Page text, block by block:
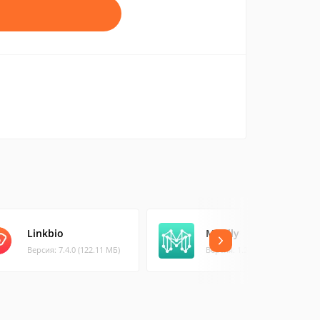
Linkbio
Версия: 7.4.0 (122.11 МБ)
Mindly
Версия: 1.22 (11.98 МБ)